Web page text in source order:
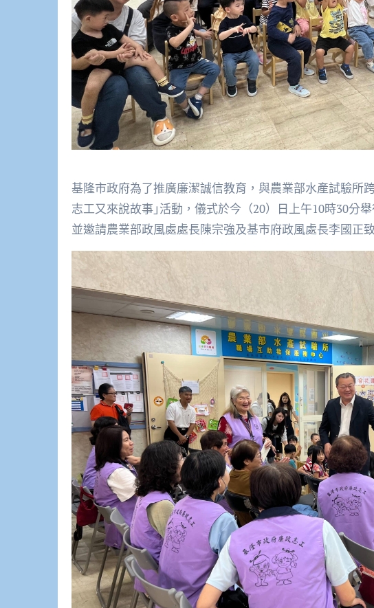
基隆市政府為了推廣廉潔誠信教育，與農業部水產試驗所
志工又來說故事｣活動，儀式於今（20）日上午10時30分
並邀請農業部政風處處長陳宗強及基市府政風處長李國正